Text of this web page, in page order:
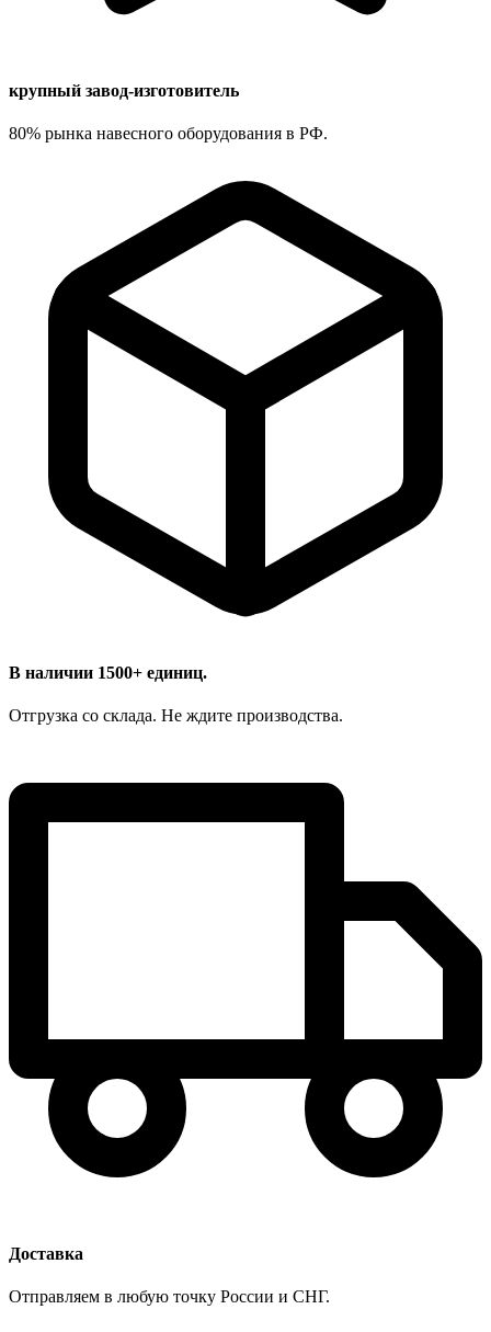
крупный завод-изготовитель
80% рынка навесного оборудования в РФ.
В наличии 1500+ единиц.
Отгрузка со склада. Не ждите производства.
Доставка
Отправляем в любую точку России и СНГ.